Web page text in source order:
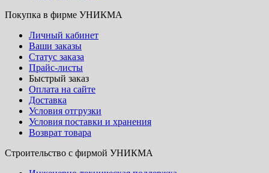
Покупка в фирме УНИКМА
Личный кабинет
Ваши заказы
Статус заказа
Прайс-листы
Быстрый заказ
Оплата на сайте
Доставка
Условия отгрузки
Условия поставки и хранения
Возврат товара
Строительство с фирмой УНИКМА